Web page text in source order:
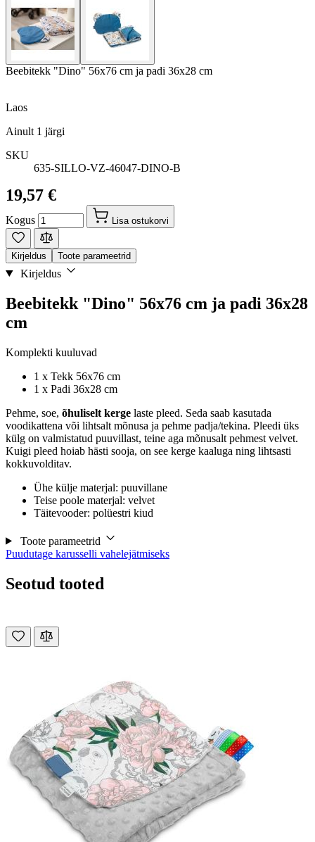
Beebitekk "Dino" 56x76 cm ja padi 36x28 cm
Laos
Ainult 1 järgi
SKU
635-SILLO-VZ-46047-DINO-B
19,57 €
Kogus Lisa ostukorvi
Kirjeldus Toote parameetrid
Kirjeldus
Beebitekk "Dino" 56x76 cm ja padi 36x28
cm
Komplekti kuuluvad
1 x Tekk 56x76 cm
1 x Padi 36x28 cm
Pehme, soe, õhuliselt kerge laste pleed. Seda saab kasutada
voodikattena või lihtsalt mõnusa ja pehme padja/tekina. Pleedi üks
külg on valmistatud puuvillast, teine aga mõnusalt pehmest velvet.
Kuigi pleed hoiab hästi sooja, on see kerge kaaluga ning lihtsasti
kokkuvolditav.
Ühe külje materjal: puuvillane
Teise poole materjal: velvet
Täitevooder: polüestri kiud
Toote parameetrid
Puudutage karusselli vahelejätmiseks
Seotud tooted